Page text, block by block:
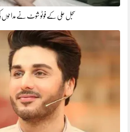
سجل علی کے فوٹو شوٹ نے مداحوں